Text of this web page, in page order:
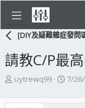
[DIY及疑難雜症發問
請教C/P最
主
發
uytrewq99
開
日
7/